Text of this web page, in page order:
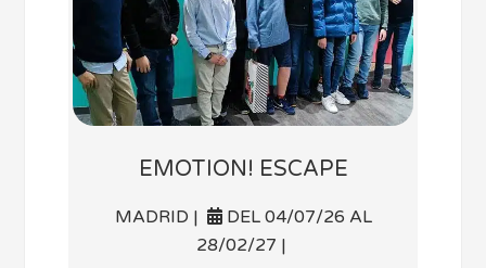
EMOTION! ESCAPE
MADRID |
DEL 04/07/26 AL
28/02/27 |